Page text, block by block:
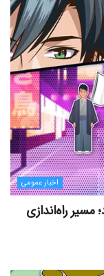
اخبار عمومی
مسیر راه‌اندازی